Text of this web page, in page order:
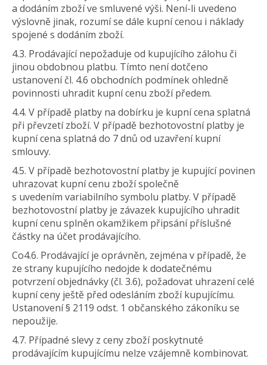
a dodáním zboží ve smluvené výši. Není-li uvedeno
výslovně jinak, rozumí se dále kupní cenou i náklady
spojené s dodáním zboží.
4.3. Prodávající nepožaduje od kupujícího zálohu či
jinou obdobnou platbu. Tímto není dotčeno
ustanovení čl. 4.6 obchodních podmínek ohledně
povinnosti uhradit kupní cenu zboží předem.
4.4. V případě platby na dobírku je kupní cena splatná
při převzetí zboží. V případě bezhotovostní platby je
kupní cena splatná do 7 dnů od uzavření kupní
smlouvy.
4.5. V případě bezhotovostní platby je kupující povinen
uhrazovat kupní cenu zboží společně
s uvedením variabilního symbolu platby. V případě
bezhotovostní platby je závazek kupujícího uhradit
kupní cenu splněn okamžikem připsání příslušné
částky na účet prodávajícího.
Co4.6. Prodávající je oprávněn, zejména v případě, že
ze strany kupujícího nedojde k dodatečnému
potvrzení objednávky (čl. 3.6), požadovat uhrazení celé
kupní ceny ještě před odesláním zboží kupujícímu.
Ustanovení § 2119 odst. 1 občanského zákoníku se
nepoužije.
4.7. Případné slevy z ceny zboží poskytnuté
prodávajícím kupujícímu nelze vzájemně kombinovat.